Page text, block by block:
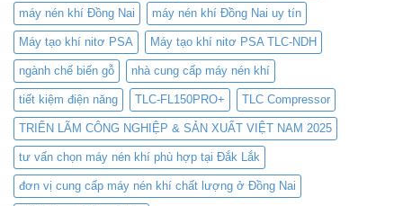
máy nén khí Đồng Nai máy nén khí Đồng Nai uy tín
Máy tạo khí nitơ PSA Máy tạo khí nitơ PSA TLC-NDH
ngành chế biến gỗ nhà cung cấp máy nén khí
tiết kiệm điện năng TLC-FL150PRO+ TLC Compressor
TRIỂN LÃM CÔNG NGHIỆP & SẢN XUẤT VIỆT NAM 2025
tư vấn chọn máy nén khí phù hợp tại Đắk Lắk
đơn vị cung cấp máy nén khí chất lượng ở Đồng Nai